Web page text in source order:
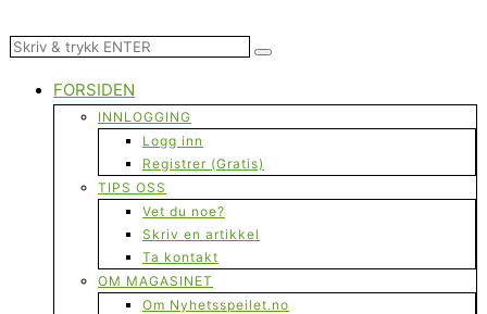
FORSIDEN
INNLOGGING
Logg inn
Registrer (Gratis)
TIPS OSS
Vet du noe?
Skriv en artikkel
Ta kontakt
OM MAGASINET
Om Nyhetsspeilet.no